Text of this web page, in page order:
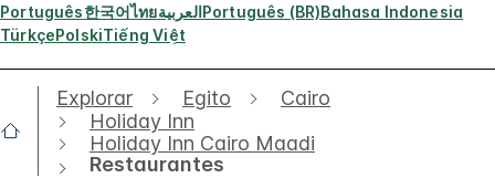
Português한국어ไทยالعربيةPortuguês (BR)Bahasa Indonesia
TürkçePolskiTiếng Việt
Explorar Egito
Cairo
Holiday Inn
Holiday Inn Cairo Maadi
Restaurantes